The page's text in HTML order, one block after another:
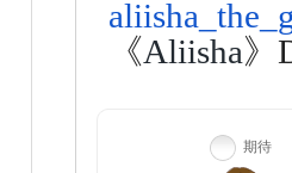
《Aliisha》
期待